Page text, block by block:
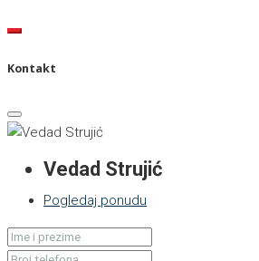
Kontakt
Vedad Strujić
Pogledaj ponudu